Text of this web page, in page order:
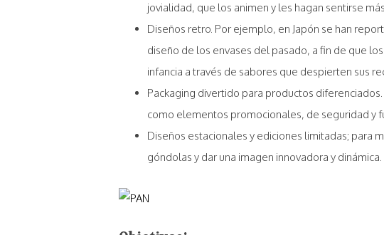
jovialidad, que los animen y les hagan sentirse
Diseños retro. Por ejemplo, en Japón se han
diseño de los envases del pasado, a fin de que
infancia a través de sabores que despierten sus
Packaging divertido para productos
como elementos promocionales, de seguridad y
Diseños estacionales y ediciones limitadas; para
góndolas y dar una imagen innovadora y dinámica.